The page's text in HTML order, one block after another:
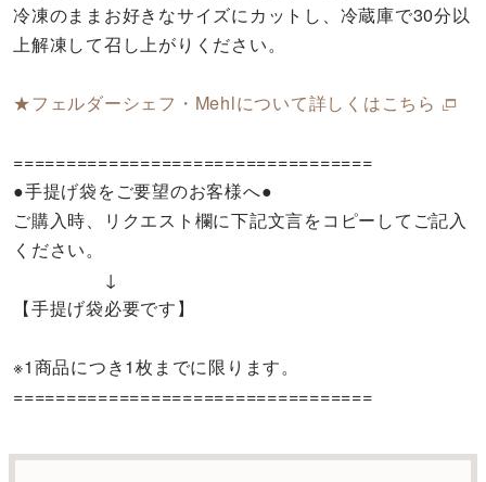
冷凍のままお好きなサイズにカットし、冷蔵庫で30分以
上解凍して召し上がりください。
★フェルダーシェフ・Mehlについて詳しくはこちら
==================================
●手提げ袋をご要望のお客様へ●
ご購入時、リクエスト欄に下記文言をコピーしてご記入
ください。
↓
【手提げ袋必要です】
※1商品につき1枚までに限ります。
==================================